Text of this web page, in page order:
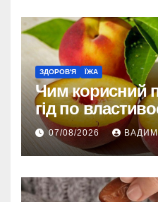
ЗДОРОВ'Я ЇЖА
Чим корисний
гід по
впливі на
07/08/2026 ВАДИМ